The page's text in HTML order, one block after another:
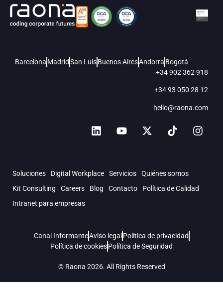
Barcelona MadridSan LuisBuenos AiresAndorra Bogotá
+34 902 362 918
+34 93 050 28 12
hello@raona.com
Soluciones Digital Workplace Servicios
Quiénes somos
Kit Consulting
Careers Blog Contacto
Política de Calidad
Intranet para empresas
© Raona 2026. All Rights Reserved
Canal InformanteAviso legal Política de privacidad
Política de cookiesPolítica de Seguridad